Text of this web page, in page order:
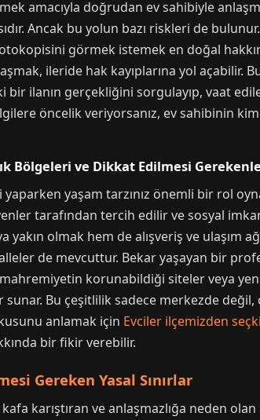
amacıyla doğrudan ev sahibiyle
Ancak bu yolun bazı riskleri de
görmek istemek en doğal
ileride hak kayıplarına yol
bir ilanın gerçekliğini sorgulayıp, vaat
öncelik veriyorsanız, ev sahibinin
Bölgeleri ve Dikkat Edilmesi
yaşam tarzınız önemli bir rol
tarafından tercih edilir ve sosyal
yakın olmak hem de alışveriş ve ulaşım
de mevcuttur. Bekar yaşayan bir
korunabildiği siteler veya yeni
sunar. Bu çeşitlilik sadece merkezde
anlamak için Evciler ilçemizden
bir fikir verebilir.
Gereken Yasal Sınırlar
karıştıran ve anlaşmazlığa neden